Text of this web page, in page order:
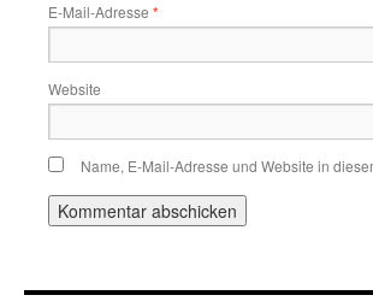
E-Mail-Adresse *
Website
Name, E-Mail-Adresse und Website in